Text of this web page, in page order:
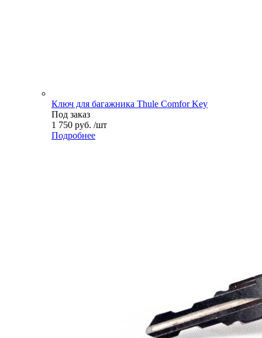
Ключ для багажника Thule Comfor Key
Под заказ
1 750 руб. /шт
Подробнее